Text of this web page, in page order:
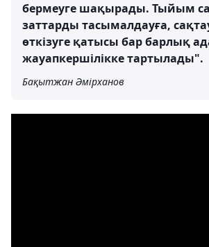
бермеуге шақырады. Тыйым
заттарды тасымалдауға,
өткізуге қатысы бар барлық
жауапкершілікке тартылады".
Бақытжан Әмірханов